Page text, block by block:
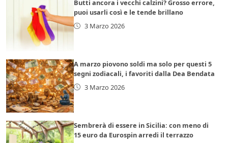
Butti ancora i vecchi calzini? Grosso errore,
puoi usarli così e le tende brillano
3 Marzo 2026
A marzo piovono soldi ma solo per questi 5
segni zodiacali, i favoriti dalla Dea Bendata
3 Marzo 2026
Sembrerà di essere in Sicilia: con meno di
15 euro da Eurospin arredi il terrazzo